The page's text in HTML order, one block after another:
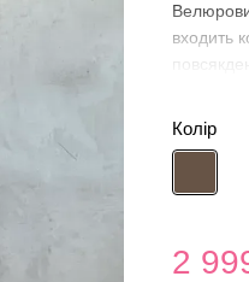
входить
Колір
2